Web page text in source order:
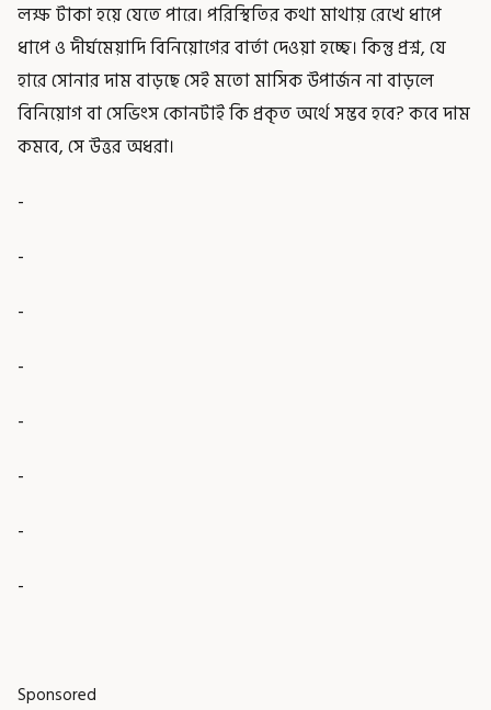
লক্ষ টাকা হয়ে যেতে পারে। পরিস্থিতির কথা মাথায় রেখে ধাপে
ধাপে ও দীর্ঘমেয়াদি বিনিয়োগের বার্তা দেওয়া হচ্ছে। কিন্তু প্রশ্ন, যে
হারে সোনার দাম বাড়ছে সেই মতো মাসিক উপার্জন না বাড়লে
বিনিয়োগ বা সেভিংস কোনটাই কি প্রকৃত অর্থে সম্ভব হবে? কবে দাম
কমবে, সে উত্তর অধরা।
-
-
-
-
-
-
-
-
Sponsored